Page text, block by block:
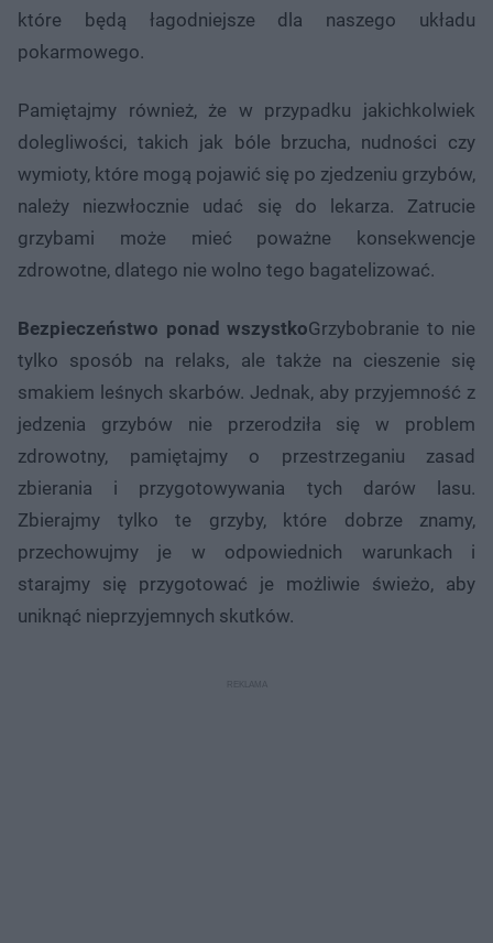
które będą łagodniejsze dla naszego układu
pokarmowego.
Pamiętajmy również, że w przypadku jakichkolwiek
dolegliwości, takich jak bóle brzucha, nudności czy
wymioty, które mogą pojawić się po zjedzeniu grzybów,
należy niezwłocznie udać się do lekarza. Zatrucie
grzybami może mieć poważne konsekwencje
zdrowotne, dlatego nie wolno tego bagatelizować.
Bezpieczeństwo ponad wszystkoGrzybobranie to nie
tylko sposób na relaks, ale także na cieszenie się
smakiem leśnych skarbów. Jednak, aby przyjemność z
jedzenia grzybów nie przerodziła się w problem
zdrowotny, pamiętajmy o przestrzeganiu zasad
zbierania i przygotowywania tych darów lasu.
Zbierajmy tylko te grzyby, które dobrze znamy,
przechowujmy je w odpowiednich warunkach i
starajmy się przygotować je możliwie świeżo, aby
uniknąć nieprzyjemnych skutków.